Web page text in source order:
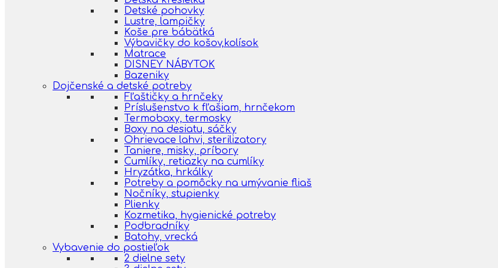
Detské pohovky
Lustre, lampičky
Koše pre bábätká
Výbavičky do košov,kolísok
Matrace
DISNEY NÁBYTOK
Bazeniky
Dojčenské a detské potreby
Fľaštičky a hrnčeky
Príslušenstvo k fľašiam, hrnčekom
Termoboxy, termosky
Boxy na desiatu, sáčky
Ohrievace lahvi, sterilizatory
Taniere, misky, príbory
Cumlíky, retiazky na cumlíky
Hryzátka, hrkálky
Potreby a pomôcky na umývanie fliaš
Nočníky, stupienky
Plienky
Kozmetika, hygienické potreby
Podbradníky
Batohy, vrecká
Vybavenie do postieľok
2 dielne sety